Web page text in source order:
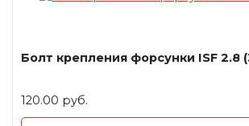
Болт крепления форсунки ISF 2.8
120.00 руб.